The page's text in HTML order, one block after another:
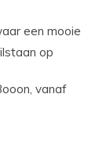
een mooie
op
vanaf